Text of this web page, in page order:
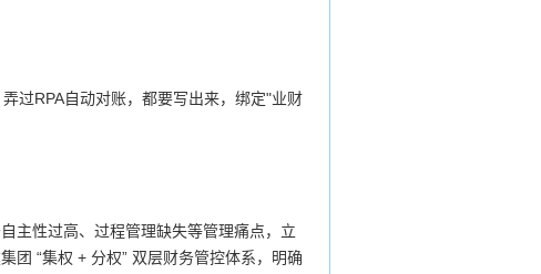
过RPA自动对账，都要写出来，绑定"业财
主性过高、过程管理缺失等管理痛点，立
团 “集权 + 分权” 双层财务管控体系，明确